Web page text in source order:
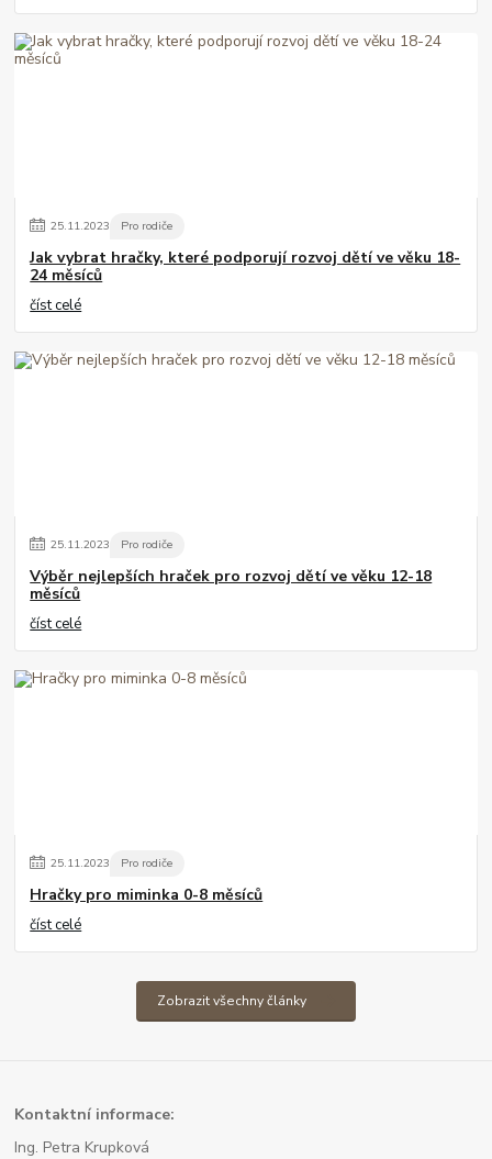
25.11.2023 Pro rodiče
Jak vybrat hračky, které podporují rozvoj dětí ve věku 18-
24 měsíců
číst celé
25.11.2023 Pro rodiče
Výběr nejlepších hraček pro rozvoj dětí ve věku 12-18
měsíců
číst celé
25.11.2023 Pro rodiče
Hračky pro miminka 0-8 měsíců
číst celé
Zobrazit všechny články
Kontaktní informace:
Ing. Petra Krupková